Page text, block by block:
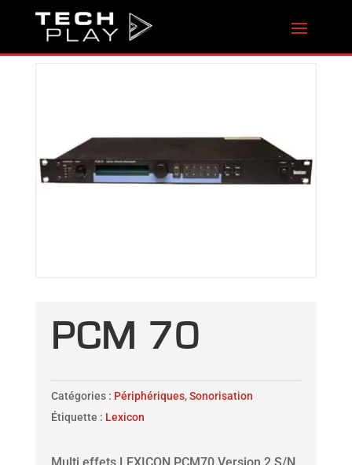
PCM 70
Catégories : Périphériques,Sonorisation
Étiquette : Lexicon